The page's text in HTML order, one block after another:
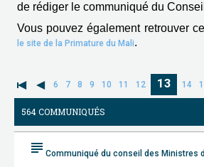
de rédiger le communiqué du
Vous pouvez également retrouver
le site de la Primature du Mali.
6 7 8 9 10 11 12 13 14
564 COMMUNIQUÉS
subject Communiqué du conseil des Ministres